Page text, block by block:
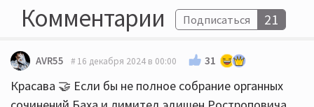
Комментарии Подписаться 21
AVR55 16 декабря 2024 в 00:00 31
Красава 🤝 Если бы не полное собрание органных